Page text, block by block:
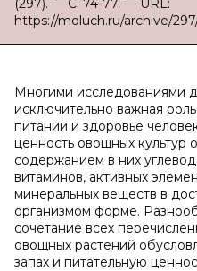
(297). — С. 74-77. — URL:
https://moluch.ru/archive/
Многими исследованиями
исключительно важная
питании и здоровье
ценность овощных культур
содержанием в них
витаминов, активных
минеральных веществ в
организмом форме.
сочетание всех
овощных растений
запах и питательную